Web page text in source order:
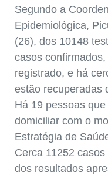
Segundo a
Epidemiológica,
(26), dos 10148
casos
registrado, e há
estão recuperadas
Há 19 pessoas
domiciliar com o
Estratégia de
Cerca 11252
dos resultados